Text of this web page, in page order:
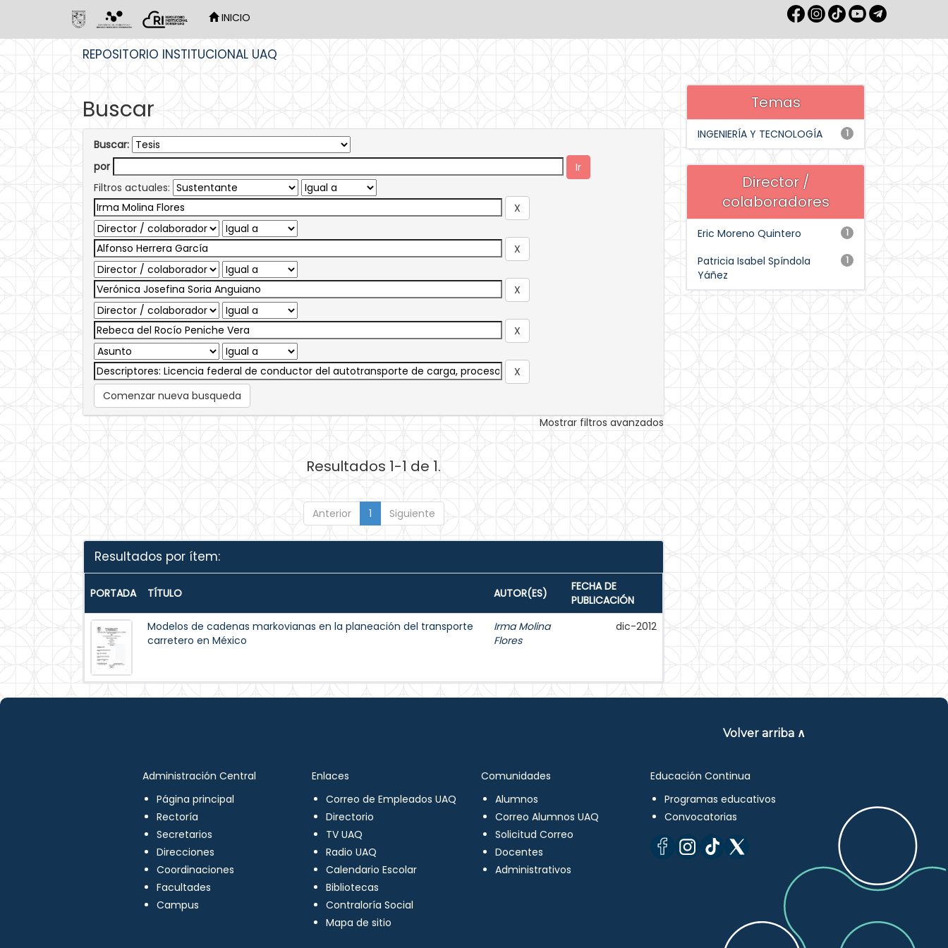
INICIO
REPOSITORIO INSTITUCIONAL UAQ
Buscar
Buscar:
por
Filtros actuales:
Comenzar nueva busqueda
Mostrar filtros avanzados
Resultados 1-1 de 1.
Anterior 1 Siguiente
Resultados por ítem:
PORTADA TÍTULO AUTOR(ES)
FECHA DE
PUBLICACIÓN
Modelos de cadenas markovianas en la planeación del transporte
carretero en México
Irma Molina
Flores
dic-2012
Temas
1
INGENIERÍA Y TECNOLOGÍA
Director /
colaboradores
1
Eric Moreno Quintero
1
Patricia Isabel Spíndola
Yáñez
Volver arriba ∧
Administración Central
Página principal
Rectoría
Secretarios
Direcciones
Coordinaciones
Facultades
Campus
Enlaces
Correo de Empleados UAQ
Directorio
TV UAQ
Radio UAQ
Calendario Escolar
Bibliotecas
Contraloría Social
Mapa de sitio
Comunidades
Alumnos
Correo Alumnos UAQ
Solicitud Correo
Docentes
Administrativos
Educación Continua
Programas educativos
Convocatorias